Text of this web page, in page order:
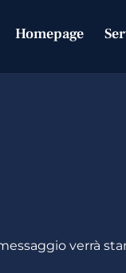
Homepage
verrà